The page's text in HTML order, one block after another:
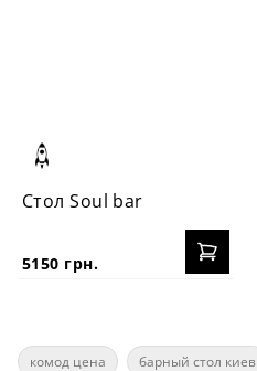
Стол Soul bar
5150 грн.
комод цена барный стол киев